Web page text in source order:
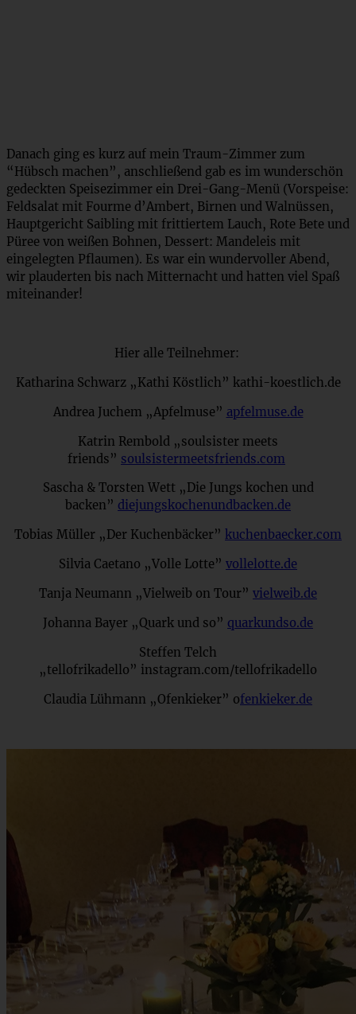
Danach ging es kurz auf mein Traum-Zimmer zum
“Hübsch machen”, anschließend gab es im wunderschön
gedeckten Speisezimmer ein Drei-Gang-Menü (Vorspeise:
Feldsalat mit Fourme d’Ambert, Birnen und Walnüssen,
Hauptgericht Saibling mit frittiertem Lauch, Rote Bete und
Püree von weißen Bohnen, Dessert: Mandeleis mit
eingelegten Pflaumen). Es war ein wundervoller Abend,
wir plauderten bis nach Mitternacht und hatten viel Spaß
miteinander!
Hier alle Teilnehmer:
Katharina Schwarz „Kathi Köstlich” kathi-koestlich.de
Andrea Juchem „Apfelmuse” apfelmuse.de
Katrin Rembold „soulsister meets
friends” soulsistermeetsfriends.com
Sascha & Torsten Wett „Die Jungs kochen und
backen” diejungskochenundbacken.de
Tobias Müller „Der Kuchenbäcker” kuchenbaecker.com
Silvia Caetano „Volle Lotte” vollelotte.de
Tanja Neumann „Vielweib on Tour” vielweib.de
Johanna Bayer „Quark und so” quarkundso.de
Steffen Telch
„tellofrikadello” instagram.com/tellofrikadello
Claudia Lühmann „Ofenkieker” ofenkieker.de